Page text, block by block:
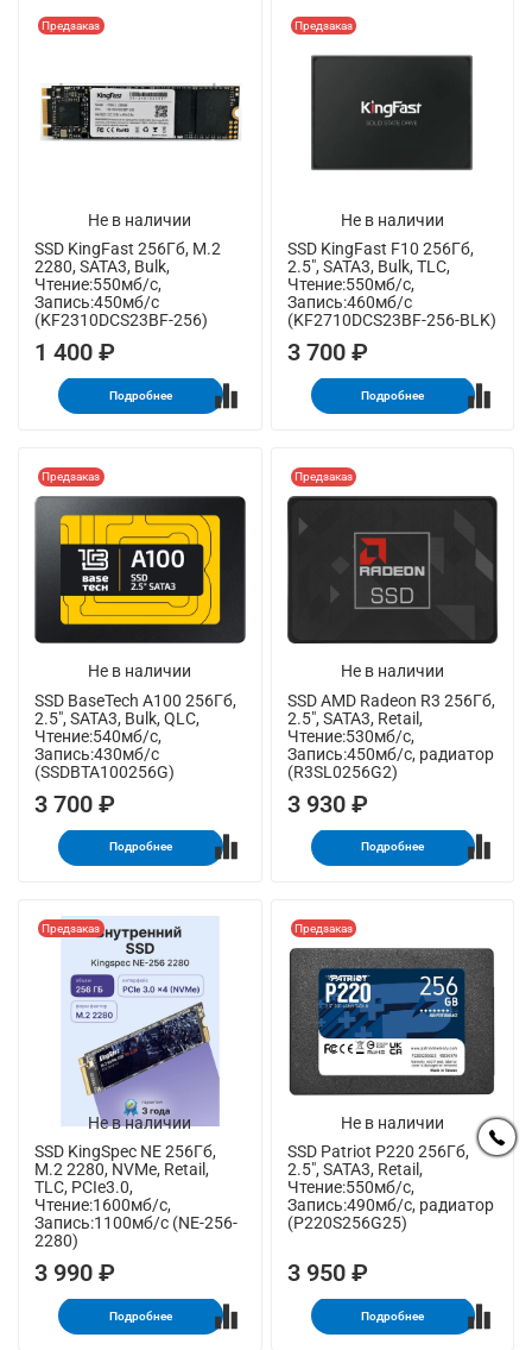
Не в наличии
Предзаказ
SSD KingFast 256Гб, M.2
2280, SATA3, Bulk,
Чтение:550мб/с,
Запись:450мб/с
(KF2310DCS23BF-256)
1 400 ₽
Подробнее
Не в наличии
Предзаказ
SSD KingFast F10 256Гб,
2.5", SATA3, Bulk, TLC,
Чтение:550мб/с,
Запись:460мб/с
(KF2710DCS23BF-256-BLK)
3 700 ₽
Подробнее
Не в наличии
Предзаказ
SSD BaseTech A100 256Гб,
2.5", SATA3, Bulk, QLC,
Чтение:540мб/с,
Запись:430мб/с
(SSDBTA100256G)
3 700 ₽
Подробнее
Не в наличии
Предзаказ
SSD AMD Radeon R3 256Гб,
2.5", SATA3, Retail,
Чтение:530мб/с,
Запись:450мб/с, радиатор
(R3SL0256G2)
3 930 ₽
Подробнее
Не в наличии
Предзаказ
SSD KingSpec NE 256Гб,
M.2 2280, NVMe, Retail,
TLC, PCIe3.0,
Чтение:1600мб/с,
Запись:1100мб/с (NE-256-
2280)
3 990 ₽
Подробнее
Не в наличии
Предзаказ
SSD Patriot P220 256Гб,
2.5", SATA3, Retail,
Чтение:550мб/с,
Запись:490мб/с, радиатор
(P220S256G25)
3 950 ₽
Подробнее